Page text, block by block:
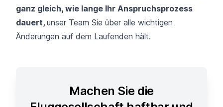
ganz gleich, wie lange Ihr Anspruchsprozess
dauert, unser Team Sie über alle wichtigen
Änderungen auf dem Laufenden hält.
Machen Sie die